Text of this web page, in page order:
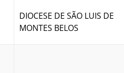
DIOCESE DE SÃO LUIS DE
MONTES BELOS